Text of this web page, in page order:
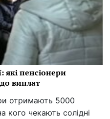
які пенсіонери
виплат
отримають 5000
кого чекають солідні